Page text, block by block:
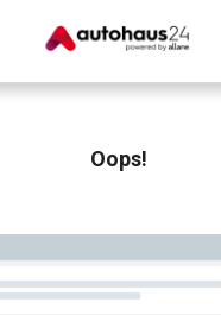
Rund um die Inzahlungnahme
Oops!